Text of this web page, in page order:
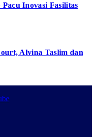
Inovasi Fasilitas
Alvina Taslim dan